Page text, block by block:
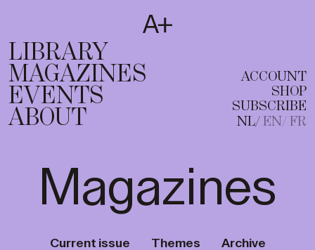
T
EN FR
LIBRARY
MAGAZINES
EVENTS
ABOUT
ACCOUNT
SHOP
SUBSCRIBE
NL EN FR
Magazines
Current issue Themes
Archive